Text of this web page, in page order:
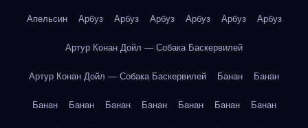
Апельсин Арбуз Арбуз Арбуз Арбуз Арбуз Арбуз
Артур Конан Дойл — Собака Баскервилей
Артур Конан Дойл — Собака Баскервилей Банан Банан
Банан Банан Банан Банан Банан Банан Банан